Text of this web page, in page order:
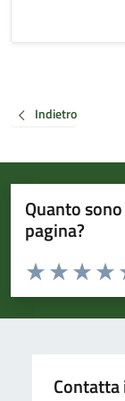
Indietro
Quanto
pagina?
Valuta da 1 a 5
Valuta
Valuta 2
Valuta 1 stelle